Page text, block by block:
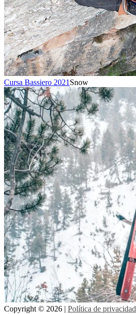
Cursa Bassiero 2021 Snow
Copyright © 2026 | Política de privacidad